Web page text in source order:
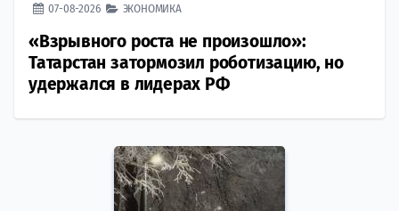
07-08-2026 ЭКОНОМИКА
«Взрывного роста не произошло»:
Татарстан затормозил роботизацию, но
удержался в лидерах РФ